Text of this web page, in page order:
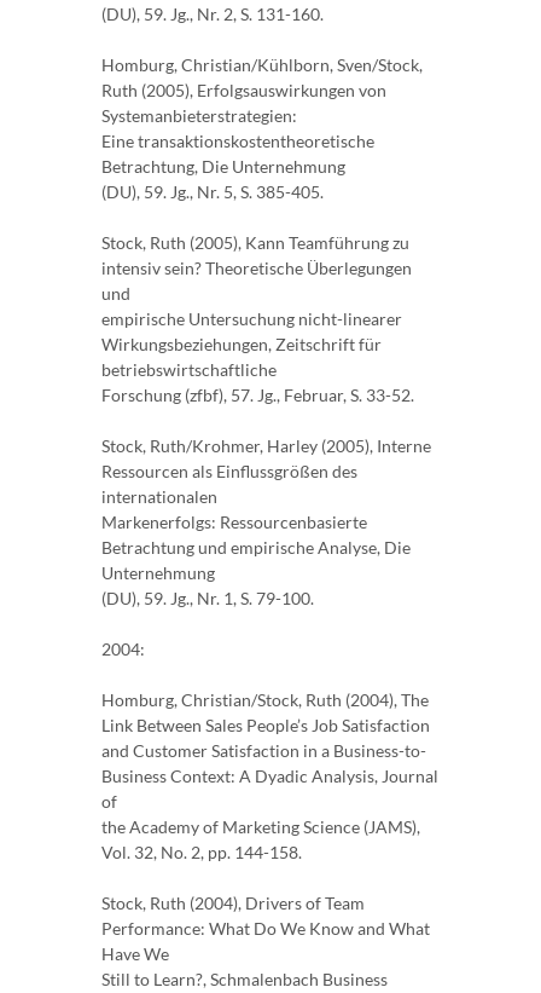
(DU), 59. Jg., Nr. 2, S. 131-160.
Homburg, Christian/Kühlborn, Sven/Stock,
Ruth (2005), Erfolgsauswirkungen von
Systemanbieterstrategien:
Eine transaktionskostentheoretische
Betrachtung, Die Unternehmung
(DU), 59. Jg., Nr. 5, S. 385-405.
Stock, Ruth (2005), Kann Teamführung zu
intensiv sein? Theoretische Überlegungen
und
empirische Untersuchung nicht-linearer
Wirkungsbeziehungen, Zeitschrift für
betriebswirtschaftliche
Forschung (zfbf), 57. Jg., Februar, S. 33-52.
Stock, Ruth/Krohmer, Harley (2005), Interne
Ressourcen als Einflussgrößen des
internationalen
Markenerfolgs: Ressourcenbasierte
Betrachtung und empirische Analyse, Die
Unternehmung
(DU), 59. Jg., Nr. 1, S. 79-100.
2004:
Homburg, Christian/Stock, Ruth (2004), The
Link Between Sales People’s Job Satisfaction
and Customer Satisfaction in a Business-to-
Business Context: A Dyadic Analysis, Journal
of
the Academy of Marketing Science (JAMS),
Vol. 32, No. 2, pp. 144-158.
Stock, Ruth (2004), Drivers of Team
Performance: What Do We Know and What
Have We
Still to Learn?, Schmalenbach Business